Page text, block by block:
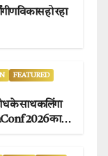
विकास हो रहा
FEATURED
के साथ कलिंगा
2026 का